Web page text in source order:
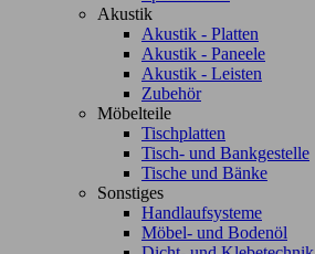
Akustik
Akustik - Platten
Akustik - Paneele
Akustik - Leisten
Zubehör
Möbelteile
Tischplatten
Tisch- und Bankgestelle
Tische und Bänke
Sonstiges
Handlaufsysteme
Möbel- und Bodenöl